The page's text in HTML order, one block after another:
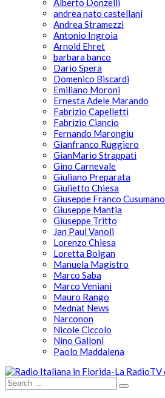
Alberto Donzelli
andrea nato castellani
Andrea Stramezzi
Antonio Ingroia
Arnold Ehret
barbara banco
Dario Spera
Domenico Biscardi
Emiliano Moroni
Ernesta Adele Marando
Fabrizio Capelletti
Fabrizio Ciancio
Fernando Marongiu
Gianfranco Ruggiero
GianMario Strappati
Gino Carnevale
Giuliano Preparata
Giulietto Chiesa
Giuseppe Franco Cusumano
Giuseppe Mantia
Giuseppe Tritto
Jan Paul Vanoli
Lorenzo Chiesa
Loretta Bolgan
Manuela Magistro
Marco Saba
Marco Veniani
Mauro Rango
Mednat News
Narconon
Nicole Ciccolo
Nino Galloni
Paolo Maddalena